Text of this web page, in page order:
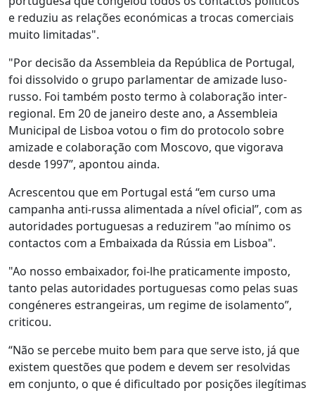
e reduziu as relações económicas a trocas comerciais
muito limitadas".
"Por decisão da Assembleia da República de Portugal,
foi dissolvido o grupo parlamentar de amizade luso-
russo. Foi também posto termo à colaboração inter-
regional. Em 20 de janeiro deste ano, a Assembleia
Municipal de Lisboa votou o fim do protocolo sobre
amizade e colaboração com Moscovo, que vigorava
desde 1997”, apontou ainda.
Acrescentou que em Portugal está “em curso uma
campanha anti-russa alimentada a nível oficial”, com as
autoridades portuguesas a reduzirem "ao mínimo os
contactos com a Embaixada da Rússia em Lisboa".
"Ao nosso embaixador, foi-lhe praticamente imposto,
tanto pelas autoridades portuguesas como pelas suas
congéneres estrangeiras, um regime de isolamento”,
criticou.
“Não se percebe muito bem para que serve isto, já que
existem questões que podem e devem ser resolvidas
em conjunto, o que é dificultado por posições ilegítimas